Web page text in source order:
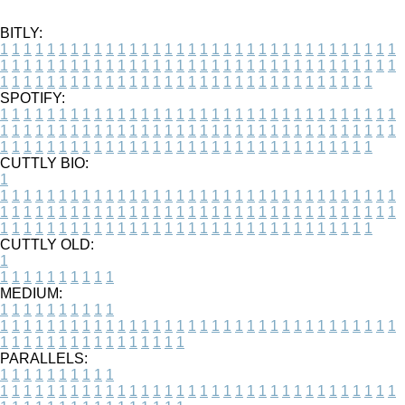
BITLY:
1 1 1 1 1 1 1 1 1 1 1 1 1 1 1 1 1 1 1 1 1 1 1 1 1 1 1 1 1 1 1 1 1 1
1 1 1 1 1 1 1 1 1 1 1 1 1 1 1 1 1 1 1 1 1 1 1 1 1 1 1 1 1 1 1 1 1 1
1 1 1 1 1 1 1 1 1 1 1 1 1 1 1 1 1 1 1 1 1 1 1 1 1 1 1 1 1 1 1 1
SPOTIFY:
1 1 1 1 1 1 1 1 1 1 1 1 1 1 1 1 1 1 1 1 1 1 1 1 1 1 1 1 1 1 1 1 1 1
1 1 1 1 1 1 1 1 1 1 1 1 1 1 1 1 1 1 1 1 1 1 1 1 1 1 1 1 1 1 1 1 1 1
1 1 1 1 1 1 1 1 1 1 1 1 1 1 1 1 1 1 1 1 1 1 1 1 1 1 1 1 1 1 1 1
CUTTLY BIO:
1
1 1 1 1 1 1 1 1 1 1 1 1 1 1 1 1 1 1 1 1 1 1 1 1 1 1 1 1 1 1 1 1 1 1
1 1 1 1 1 1 1 1 1 1 1 1 1 1 1 1 1 1 1 1 1 1 1 1 1 1 1 1 1 1 1 1 1 1
1 1 1 1 1 1 1 1 1 1 1 1 1 1 1 1 1 1 1 1 1 1 1 1 1 1 1 1 1 1 1 1
CUTTLY OLD:
1
1 1 1 1 1 1 1 1 1 1
MEDIUM:
1 1 1 1 1 1 1 1 1 1
1 1 1 1 1 1 1 1 1 1 1 1 1 1 1 1 1 1 1 1 1 1 1 1 1 1 1 1 1 1 1 1 1 1
1 1 1 1 1 1 1 1 1 1 1 1 1 1 1 1
PARALLELS:
1 1 1 1 1 1 1 1 1 1
1 1 1 1 1 1 1 1 1 1 1 1 1 1 1 1 1 1 1 1 1 1 1 1 1 1 1 1 1 1 1 1 1 1